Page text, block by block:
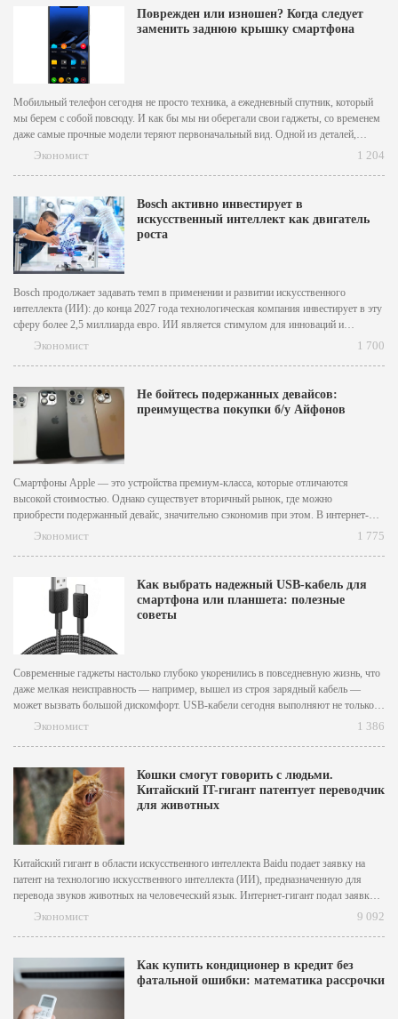
Поврежден или изношен? Когда следует
заменить заднюю крышку смартфона
Мобильный телефон сегодня не просто техника, а ежедневный спутник, который
мы берем с собой повсюду. И как бы мы ни оберегали свои гаджеты, со временем
даже самые прочные модели теряют первоначальный вид. Одной из деталей,
которая страдает в первую очередь, является задняя крышка. Но действительно ли
Экономист 1 204
Bosch активно инвестирует в
искусственный интеллект как двигатель
роста
Bosch продолжает задавать темп в применении и развитии искусственного
интеллекта (ИИ): до конца 2027 года технологическая компания инвестирует в эту
сферу более 2,5 миллиарда евро. ИИ является стимулом для инноваций и
двигателем роста продуктов и услуг Bosch. Он делает автоматизированное
Экономист 1 700
Не бойтесь подержанных девайсов:
преимущества покупки б/у Айфонов
Смартфоны Apple — это устройства премиум-класса, которые отличаются
высокой стоимостью. Однако существует вторичный рынок, где можно
приобрести подержанный девайс, значительно сэкономив при этом. В интернет-
магазине Grokholsky можно найти iPhone 16 Про бу в отличном или даже
Экономист 1 775
Как выбрать надежный USB-кабель для
смартфона или планшета: полезные
советы
Современные гаджеты настолько глубоко укоренились в повседневную жизнь, что
даже мелкая неисправность — например, вышел из строя зарядный кабель —
может вызвать большой дискомфорт. USB-кабели сегодня выполняют не только
роль проводника энергии, но и обеспечивают быструю передачу данных,
Экономист 1 386
Кошки смогут говорить с людьми.
Китайский IT-гигант патентует переводчик
для животных
Китайский гигант в области искусственного интеллекта Baidu подает заявку на
патент на технологию искусственного интеллекта (ИИ), предназначенную для
перевода звуков животных на человеческий язык. Интернет-гигант подал заявку
на патент в декабре, но Национальное управление интеллектуальной собственности
Экономист 9 092
Как купить кондиционер в кредит без
фатальной ошибки: математика рассрочки